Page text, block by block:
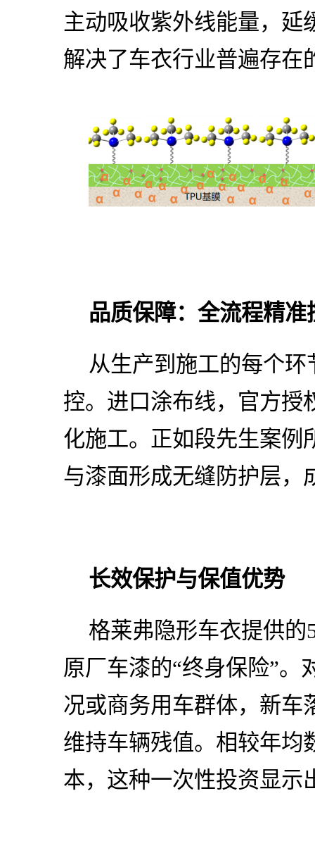
主动吸收紫外线能量，延
解决了车衣行业普遍存在
品质保障：全流程精准
从生产到施工的每个
控。进口涂布线，官方授
化施工。正如段先生案例
与漆面形成无缝防护层，
长效保护与保值优势
格莱弗隐形车衣提供
原厂车漆的“终身保险”。
况或商务用车群体，新车
维持车辆残值。相较年均
本，这种一次性投资显示